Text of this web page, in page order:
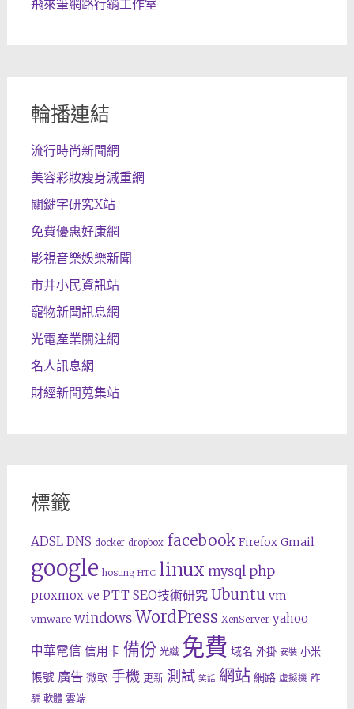
飛來筆網路行銷工作室
輪播連結
流行時尚新聞網
美容彩妝瘦身減重網
關鍵字研究X站
免費優惠好康網
影視音樂娛樂新聞
市井小民資訊站
寵物新聞訊息網
光電產業關注網
名人訊息網
財經新聞蒐集站
標籤
ADSL DNS docker dropbox facebook Firefox Gmail
google hosting HTC linux mysql php
proxmox ve PTT SEO技術研究 Ubuntu vm
vmware windows WordPress XenServer yahoo
中華電信 信用卡 備份 光纖 免費 域名 外掛 安裝 小米
帳號 廣告 微軟 手機 更新 測試 笑話 網站 網路 虛擬機 詐
騙 軟體 雲端